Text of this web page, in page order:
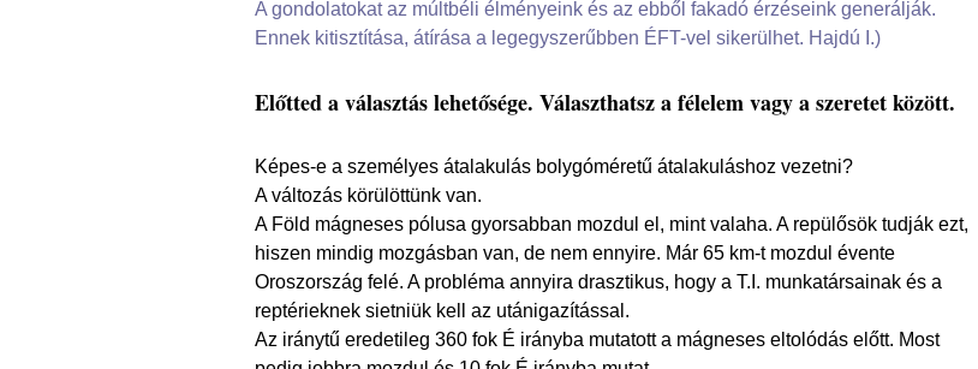
foglalkozások
A gondolatokat az múltbéli élményeink és az ebből fakadó érzéseink generálják.
Ennek kitisztítása, átírása a legegyszerűbben ÉFT-vel sikerülhet. Hajdú I.)
Előtted a választás lehetősége. Választhatsz a félelem vagy a szeretet között.
Képes-e a személyes átalakulás bolygóméretű átalakuláshoz vezetni?
A változás körülöttünk van.
A Föld mágneses pólusa gyorsabban mozdul el, mint valaha. A repülősök tudják ezt,
hiszen mindig mozgásban van, de nem ennyire. Már 65 km-t mozdul évente
Oroszország felé. A probléma annyira drasztikus, hogy a T.I. munkatársainak és a
reptérieknek sietniük kell az utánigazítással.
Az iránytű eredetileg 360 fok É irányba mutatott a mágneses eltolódás előtt. Most